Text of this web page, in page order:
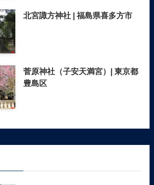
北宮諏方神社 | 福島県喜多方市
菅原神社（子安天満宮）| 東京都
豊島区